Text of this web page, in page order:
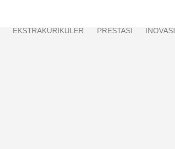
EKSTRAKURIKULER PRESTASI INOVASI